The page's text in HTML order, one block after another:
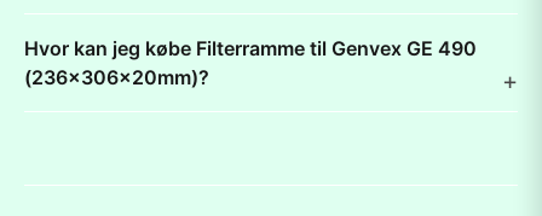
Hvor kan jeg købe Filterramme til Genvex GE 490
(236x306x20mm)?